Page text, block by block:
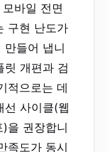
바일 전면
구현 난도가
만들어 냅니
릿 개편과 검
적으로는 데
선 사이클(웹
을 권장합니
족도가 동시